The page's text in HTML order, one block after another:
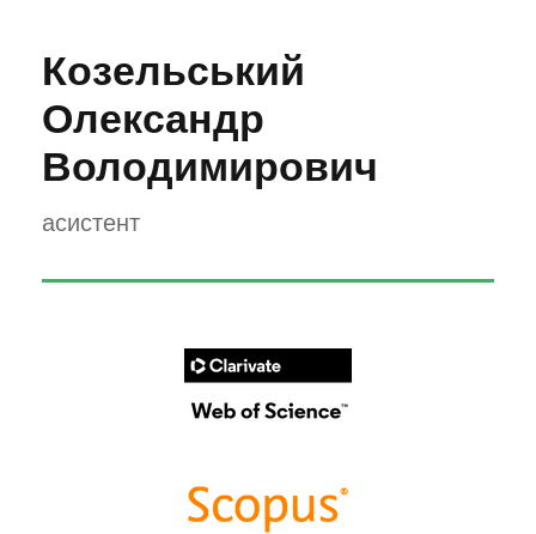
Козельський
Олександр
Володимирович
асистент